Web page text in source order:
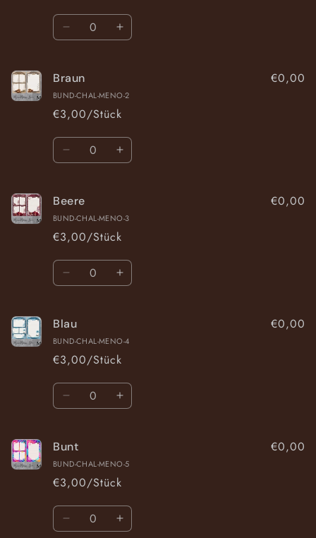
Anzahl
Verringere
für
Schwarz
Erhöhe
Schwarz
Braun
BUND-CHAL-MENO-2
€3,00/Stück
€0,00
Anzahl
Verringere
für
Braun
Erhöhe
Braun
Beere
BUND-CHAL-MENO-3
€3,00/Stück
€0,00
Anzahl
Verringere
für
Beere
Erhöhe
Beere
Blau
BUND-CHAL-MENO-4
€3,00/Stück
€0,00
Anzahl
Verringere
für
Blau
Erhöhe
Blau
Bunt
BUND-CHAL-MENO-5
€3,00/Stück
€0,00
Anzahl
VerringereErhöhe